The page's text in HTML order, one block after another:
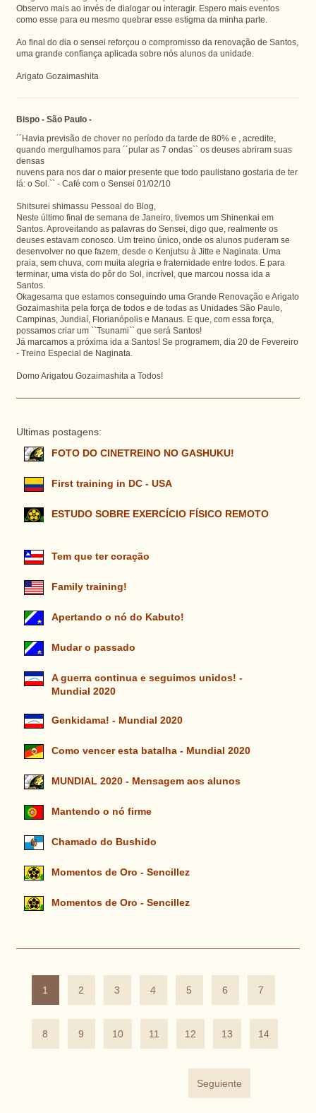
Observo mais ao invés de dialogar ou interagir. Espero mais eventos
como esse para eu mesmo quebrar esse estigma da minha parte.
Ao final do dia o sensei reforçou o compromisso da renovação de Santos,
uma grande confiança aplicada sobre nós alunos da unidade.
Arigato Gozaimashita
Bispo - São Paulo -
´´Havia previsão de chover no período da tarde de 80% e , acredite,
quando mergulhamos para ´´pular as 7 ondas`` os deuses abriram suas
densas
nuvens para nos dar o maior presente que todo paulistano gostaria de ter
lá: o Sol.`` - Café com o Sensei 01/02/10
Shitsurei shimassu Pessoal do Blog,
Neste último final de semana de Janeiro, tivemos um Shinenkai em
Santos. Aproveitando as palavras do Sensei, digo que, realmente os
deuses estavam conosco. Um treino único, onde os alunos puderam se
desenvolver no que fazem, desde o Kenjutsu à Jitte e Naginata. Uma
praia, sem chuva, com muita alegria e fraternidade entre todos. E para
terminar, uma vista do pôr do Sol, incrível, que marcou nossa ida a
Santos.
Okagesama que estamos conseguindo uma Grande Renovação e Arigato
Gozaimashita pela força de todos e de todas as Unidades São Paulo,
Campinas, Jundiaí, Florianópolis e Manaus. E que, com essa força,
possamos criar um ``Tsunami`` que será Santos!
Já marcamos a próxima ida a Santos! Se programem, dia 20 de Fevereiro
- Treino Especial de Naginata.
Domo Arigatou Gozaimashita a Todos!
Ultimas postagens:
FOTO DO CINETREINO NO GASHUKU!
First training in DC - USA
ESTUDO SOBRE EXERCÍCIO FÍSICO REMOTO
Tem que ter coração
Family training!
Apertando o nó do Kabuto!
Mudar o passado
A guerra continua e seguimos unidos! -
Mundial 2020
Genkidama! - Mundial 2020
Como vencer esta batalha - Mundial 2020
MUNDIAL 2020 - Mensagem aos alunos
Mantendo o nó firme
Chamado do Bushido
Momentos de Oro - Sencillez
Momentos de Oro - Sencillez
1 2 3 4 5 6 7
8 9 10 11 12 13 14
Seguiente